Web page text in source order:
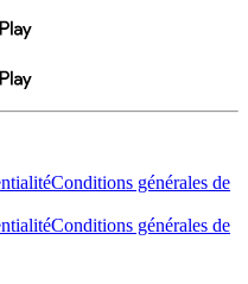
Conditions générales de
Conditions générales de